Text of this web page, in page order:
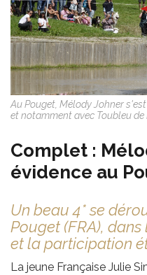
Au Pouget, Mélody Johner
et notamment avec Toubleu
Complet :
évidence au
Un beau 4* se
Pouget (FRA),
et la participation
La jeune Française Julie